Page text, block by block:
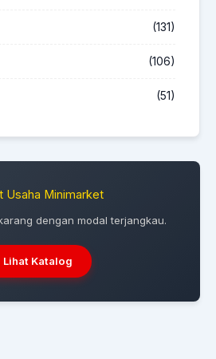
(131)
(106)
(51)
Usaha Minimarket
dengan modal terjangkau.
Lihat Katalog